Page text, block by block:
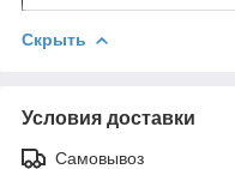
Скрыть
Условия доставки
Самовывоз